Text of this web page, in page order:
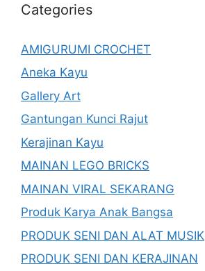
Categories
AMIGURUMI CROCHET
Aneka Kayu
Gallery Art
Gantungan Kunci Rajut
Kerajinan Kayu
MAINAN LEGO BRICKS
MAINAN VIRAL SEKARANG
Produk Karya Anak Bangsa
PRODUK SENI DAN ALAT MUSIK
PRODUK SENI DAN KERAJINAN